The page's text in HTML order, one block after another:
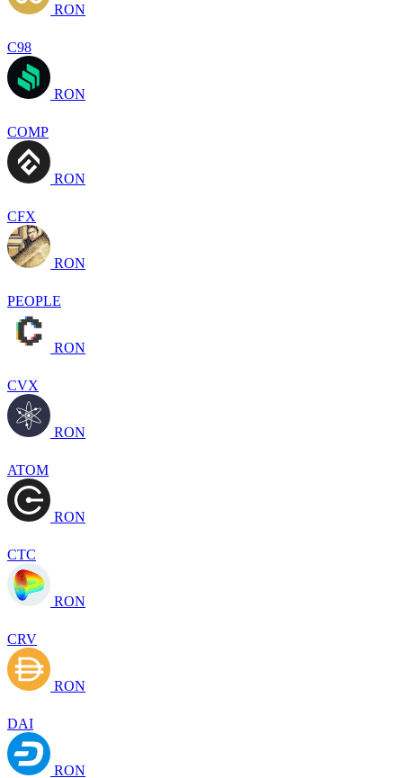
RON
C98
RON
COMP
RON
CFX
RON
PEOPLE
RON
CVX
RON
ATOM
RON
CTC
RON
CRV
RON
DAI
RON